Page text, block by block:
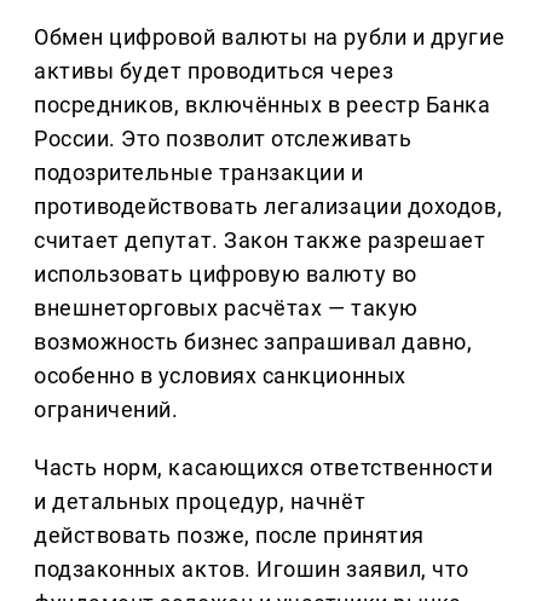
Обмен цифровой валюты на рубли и другие
активы будет проводиться через
посредников, включённых в реестр Банка
России. Это позволит отслеживать
подозрительные транзакции и
противодействовать легализации доходов,
считает депутат. Закон также разрешает
использовать цифровую валюту во
внешнеторговых расчётах — такую
возможность бизнес запрашивал давно,
особенно в условиях санкционных
ограничений.
Часть норм, касающихся ответственности
и детальных процедур, начнёт
действовать позже, после принятия
подзаконных актов. Игошин заявил, что